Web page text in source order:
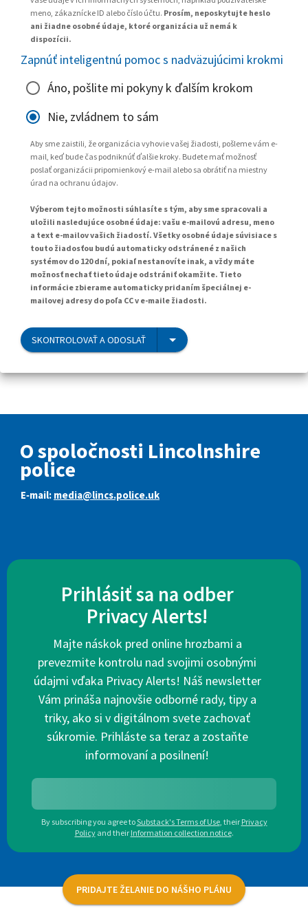
meno, zákaznícke ID alebo číslo účtu. Prosím, neposkytujte heslo
ani žiadne osobné údaje, ktoré organizácia už nemá k
dispozícii.
Zapnúť inteligentnú pomoc s nadväzujúcimi krokmi
Áno, pošlite mi pokyny k ďalším krokom
Nie, zvládnem to sám
Aby sme zaistili, že organizácia vyhovie vašej žiadosti, pošleme vám e-
mail, keď bude čas podniknúť ďalšie kroky. Budete mať možnosť
poslať organizácii pripomienkový e-mail alebo sa obrátiť na miestny
úrad na ochranu údajov.
Výberom tejto možnosti súhlasíte s tým, aby sme spracovali a
uložili nasledujúce osobné údaje: vašu e-mailovú adresu, meno
a text e-mailov vašich žiadostí. Všetky osobné údaje súvisiace s
touto žiadosťou budú automaticky odstránené z našich
systémov do 120 dní, pokiaľ nestanovíte inak, a vždy máte
možnosť nechať tieto údaje odstrániť okamžite. Tieto
informácie zbierame automaticky pridaním špeciálnej e-
mailovej adresy do poľa CC v e-maile žiadosti.
SKONTROLOVAŤ A ODOSLAŤ
O spoločnosti Lincolnshire
police
E‑mail: media@lincs.police.uk
Prihlásiť sa na odber
Privacy Alerts!
Majte náskok pred online hrozbami a
prevezmite kontrolu nad svojimi osobnými
údajmi vďaka Privacy Alerts! Náš newsletter
Vám prináša najnovšie odborné rady, tipy a
triky, ako si v digitálnom svete zachovať
súkromie. Prihláste sa teraz a zostaňte
informovaní a posilnení!
By subscribing you agree toSubstack's Terms of Use, their Privacy
Policy and their Information collection notice.
PRIDAJTE ŽELANIE DO NÁŠHO PLÁNU